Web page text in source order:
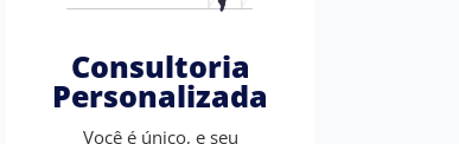
Consultoria
Personalizada
Você é único, e seu